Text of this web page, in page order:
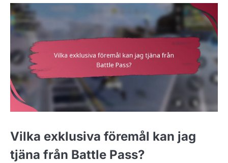
Vilka exklusiva föremål kan jag
tjäna från Battle Pass?